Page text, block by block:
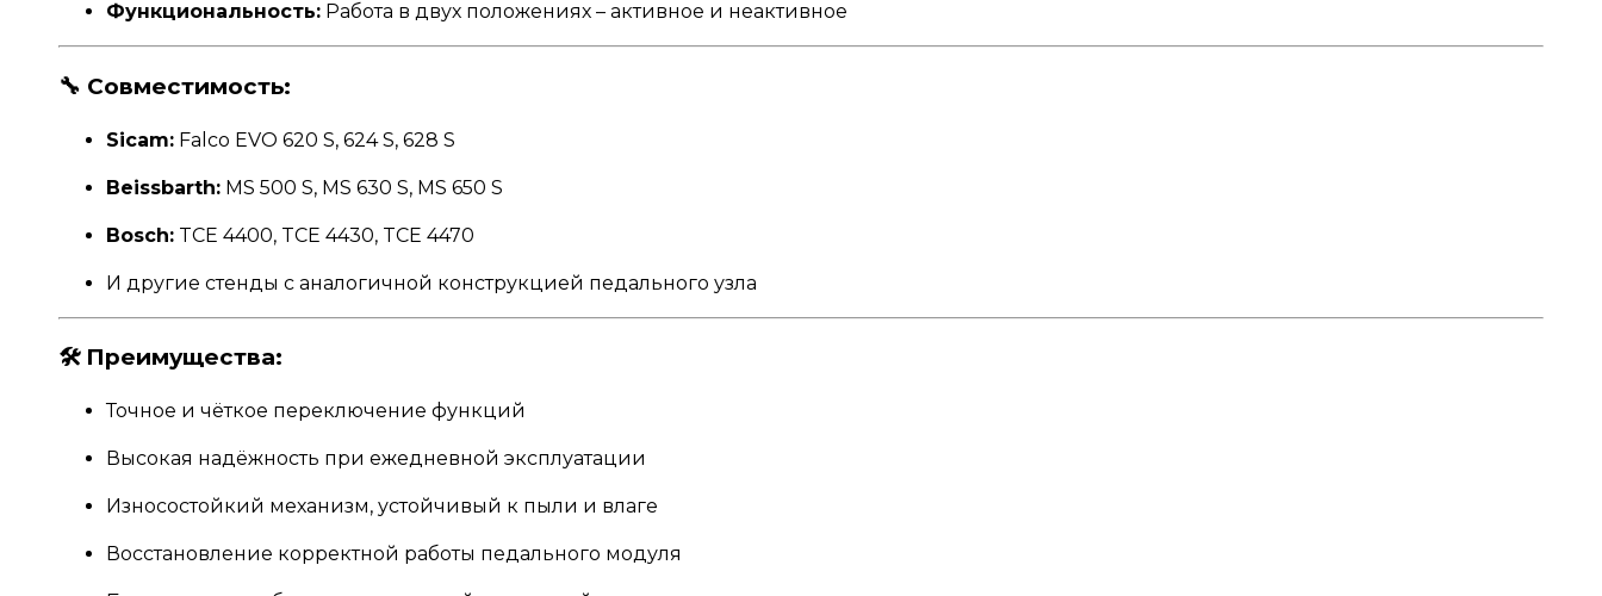
Функциональность:Работа в двух положениях – активное и неактивное
🔧 Совместимость:
Sicam:Falco EVO 620 S, 624 S, 628 S
Beissbarth:MS 500 S, MS 630 S, MS 650 S
Bosch:TCE 4400, TCE 4430, TCE 4470
И другие стенды с аналогичной конструкцией педального узла
🛠 Преимущества:
Точное и чёткое переключение функций
Высокая надёжность при ежедневной эксплуатации
Износостойкий механизм, устойчивый к пыли и влаге
Восстановление корректной работы педального модуля